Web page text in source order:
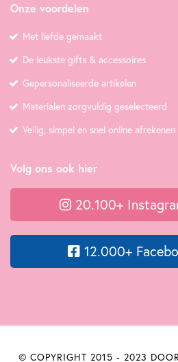
Onze voordelen
Met liefde gemaakt
De leukste gifts & accessoires
Gepersonaliseerde artikelen
Materialen zorgvuldig geselecteerd
Veilig, simpel en snel online afrekenen
Volg ons ook hier
20.100+
12.000+
© COPYRIGHT 2015 - 2023